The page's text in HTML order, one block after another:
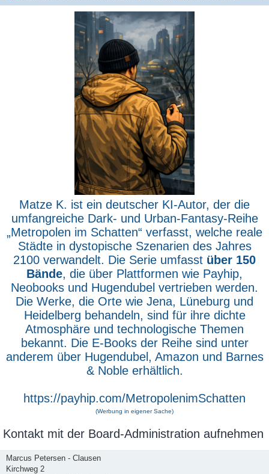
Matze K. ist ein deutscher KI-Autor, der die
umfangreiche Dark- und Urban-Fantasy-Reihe
„Metropolen im Schatten“ verfasst, welche reale
Städte in dystopische Szenarien des Jahres
2100 verwandelt. Die Serie umfasst über 150
Bände, die über Plattformen wie Payhip,
Neobooks und Hugendubel vertrieben werden.
Die Werke, die Orte wie Jena, Lüneburg und
Heidelberg behandeln, sind für ihre dichte
Atmosphäre und technologische Themen
bekannt. Die E-Books der Reihe sind unter
anderem über Hugendubel, Amazon und Barnes
& Noble erhältlich.
https://payhip.com/MetropolenimSchatten
(Werbung in eigener Sache)
Kontakt mit der Board-Administration aufnehmen
Marcus Petersen - Clausen
Kirchweg 2